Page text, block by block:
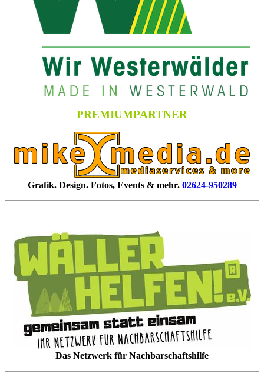
PREMIUMPARTNER
Grafik. Design. Fotos, Events & mehr. 02624-950289
Das Netzwerk für Nachbarschaftshilfe